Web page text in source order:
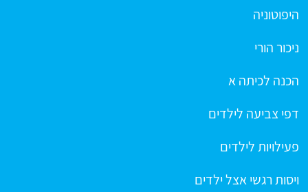
היפוטוניה
ניכור הורי
הכנה לכיתה א
דפי צביעה לילדים
פעילויות לילדים
ויסות רגשי אצל ילדים